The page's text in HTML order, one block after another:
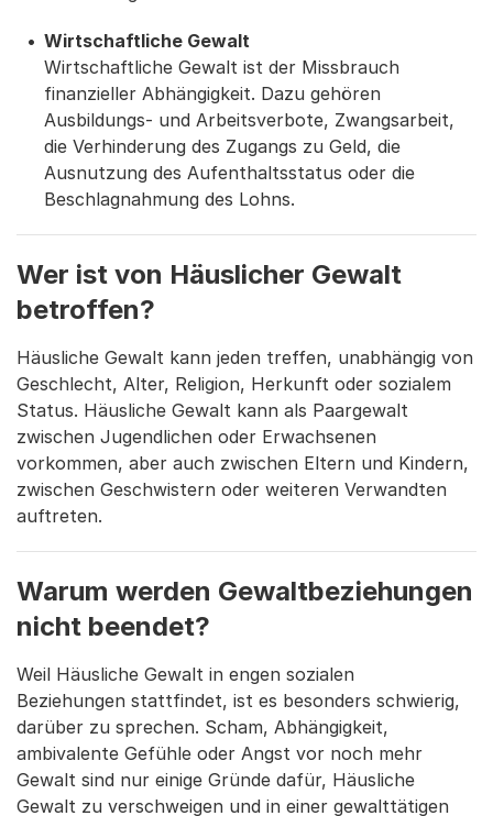
Wirtschaftliche Gewalt
Wirtschaftliche Gewalt ist der Missbrauch
finanzieller Abhängigkeit. Dazu gehören
Ausbildungs- und Arbeitsverbote, Zwangsarbeit,
die Verhinderung des Zugangs zu Geld, die
Ausnutzung des Aufenthaltsstatus oder die
Beschlagnahmung des Lohns.
Wer ist von Häuslicher Gewalt
betroffen?
Häusliche Gewalt kann jeden treffen, unabhängig von
Geschlecht, Alter, Religion, Herkunft oder sozialem
Status. Häusliche Gewalt kann als Paargewalt
zwischen Jugendlichen oder Erwachsenen
vorkommen, aber auch zwischen Eltern und Kindern,
zwischen Geschwistern oder weiteren Verwandten
auftreten.
Warum werden Gewaltbeziehungen
nicht beendet?
Weil Häusliche Gewalt in engen sozialen
Beziehungen stattfindet, ist es besonders schwierig,
darüber zu sprechen. Scham, Abhängigkeit,
ambivalente Gefühle oder Angst vor noch mehr
Gewalt sind nur einige Gründe dafür, Häusliche
Gewalt zu verschweigen und in einer gewalttätigen